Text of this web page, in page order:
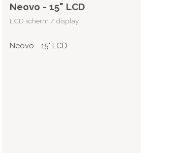
Neovo - 15" LCD
LCD scherm / display
Neovo - 15" LCD